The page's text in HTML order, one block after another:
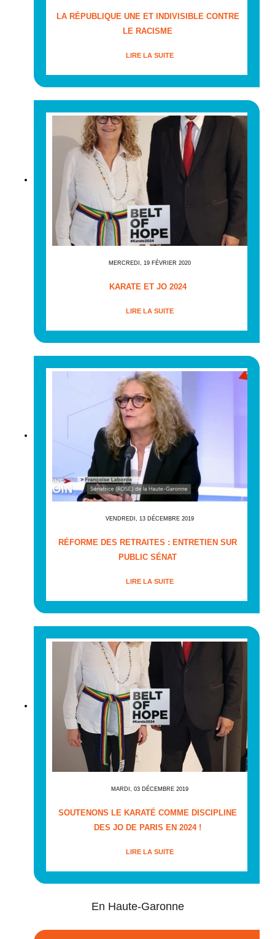
LA RÉPUBLIQUE UNE ET INDIVISIBLE CONTRE
LE RACISME
LIRE LA SUITE
MERCREDI, 19 FÉVRIER 2020
KARATE ET JO 2024
LIRE LA SUITE
VENDREDI, 13 DÉCEMBRE 2019
RÉFORME DES RETRAITES : ENTRETIEN SUR
PUBLIC SÉNAT
LIRE LA SUITE
MARDI, 03 DÉCEMBRE 2019
SOUTENONS LE KARATÉ COMME DISCIPLINE
DES JO DE PARIS EN 2024 !
LIRE LA SUITE
En Haute-Garonne